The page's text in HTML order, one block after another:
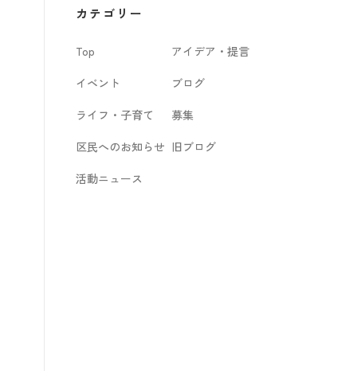
ブ
カテゴリー
Top
アイデア・提言
イベント
ブログ
ライフ・子育て
募集
区民へのお知らせ 旧ブログ
活動ニュース